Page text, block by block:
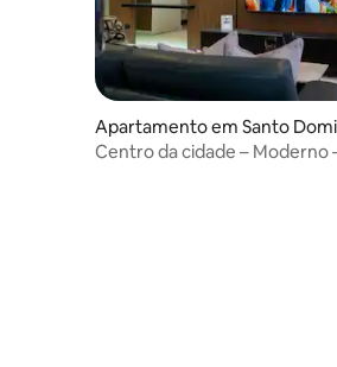
Apartamento em Santo
Centro da cidade – Moderno –